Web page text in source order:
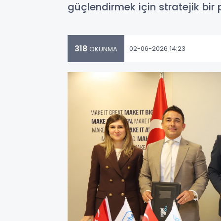
güçlendirmek için stratejik bir
318 OKUNMA 02-06-2026 14:23